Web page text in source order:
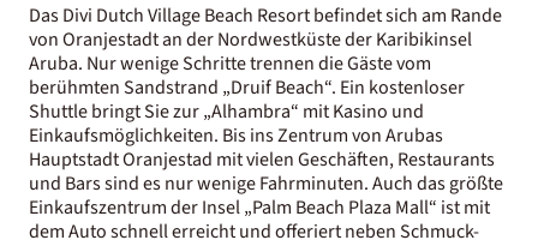
Das Divi Dutch Village Beach Resort befindet sich am Rande
von Oranjestadt an der Nordwestküste der Karibikinsel
Aruba. Nur wenige Schritte trennen die Gäste vom
berühmten Sandstrand „Druif Beach“. Ein kostenloser
Shuttle bringt Sie zur „Alhambra“ mit Kasino und
Einkaufsmöglichkeiten. Bis ins Zentrum von Arubas
Hauptstadt Oranjestad mit vielen Geschäften, Restaurants
und Bars sind es nur wenige Fahrminuten. Auch das größte
Einkaufszentrum der Insel „Palm Beach Plaza Mall“ ist mit
dem Auto schnell erreicht und offeriert neben Schmuck-